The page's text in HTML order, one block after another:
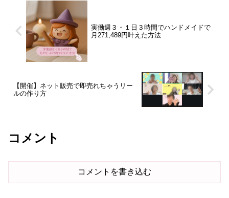
実働週３・１日３時間でハンドメイドで
月271,489円叶えた方法
【開催】ネット販売で即売れちゃうリー
ルの作り方
コメント
コメントを書き込む